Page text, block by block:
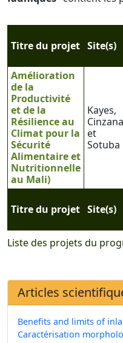
Liste des projets du
Titre du projet Site(s)
Titre du projet Site(s)
Amélioration
de la
Productivité
et de la
Résilience au
Climat pour la
Sécurité
Alimentaire et
Nutritionnelle
au Mali)
Kayes,
Cinzana
et
Sotuba
Articles
Benefits and limits of
Caractérisation